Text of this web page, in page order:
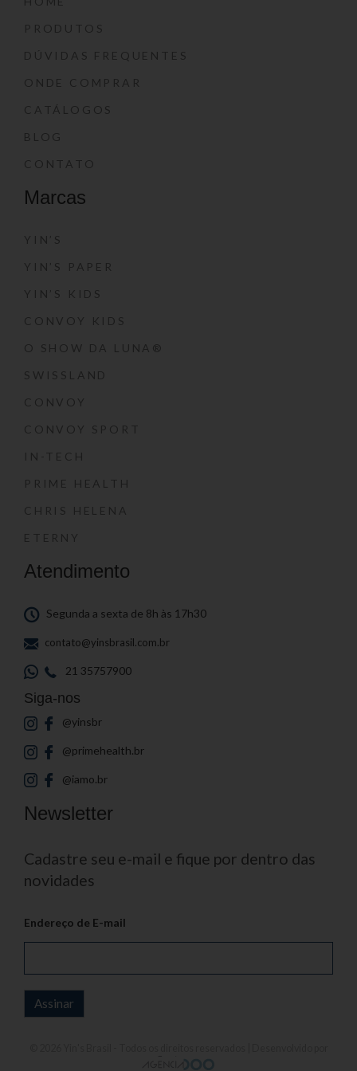
PRODUTOS
DÚVIDAS FREQUENTES
ONDE COMPRAR
CATÁLOGOS
BLOG
CONTATO
Marcas
YIN’S
YIN’S PAPER
YIN’S KIDS
CONVOY KIDS
O SHOW DA LUNA®
SWISSLAND
CONVOY
CONVOY SPORT
IN-TECH
PRIME HEALTH
CHRIS HELENA
ETERNY
Atendimento
Segunda a sexta de 8h às 17h30
contato@yinsbrasil.com.br
21 35757900
Siga-nos
@yinsbr
@primehealth.br
@iamo.br
Newsletter
Cadastre seu e-mail e fique por dentro das
novidades
Endereço de E-mail